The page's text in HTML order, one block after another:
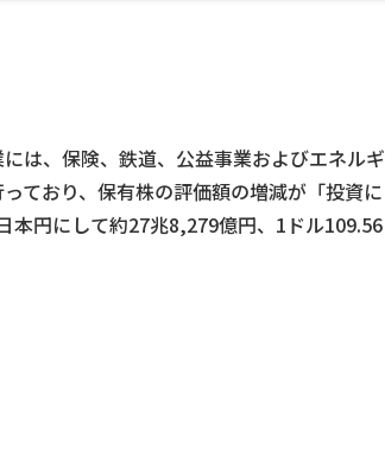
は、保険、鉄道、公益事業およびエネルギ
ており、保有株の評価額の増減が「投資に
本円にして約27兆8,279億円、1ドル109.56